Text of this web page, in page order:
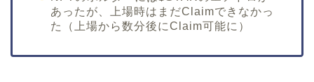
あったが、上場時はまだClaimできなかっ
た（上場から数分後にClaim可能に）